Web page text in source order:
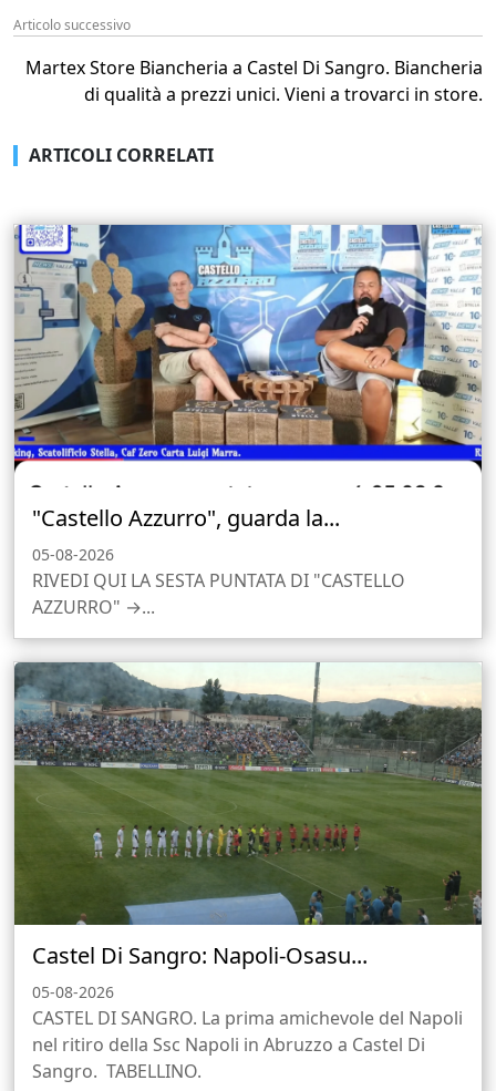
Articolo successivo
Martex Store Biancheria a Castel Di Sangro. Biancheria
di qualità a prezzi unici. Vieni a trovarci in store.
ARTICOLI CORRELATI
"Castello Azzurro", guarda la...
05-08-2026
RIVEDI QUI LA SESTA PUNTATA DI "CASTELLO
AZZURRO" →...
Castel Di Sangro: Napoli-Osasu...
05-08-2026
CASTEL DI SANGRO. La prima amichevole del Napoli
nel ritiro della Ssc Napoli in Abruzzo a Castel Di
Sangro. TABELLINO.